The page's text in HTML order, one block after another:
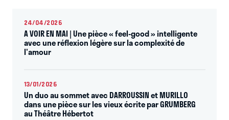
24/04/2026
A VOIR EN MAI | Une pièce « feel-good » intelligente
avec une réflexion légère sur la complexité de
l'amour
13/01/2026
Un duo au sommet avec DARROUSSIN et MURILLO
dans une pièce sur les vieux écrite par GRUMBERG
au Théâtre Hébertot